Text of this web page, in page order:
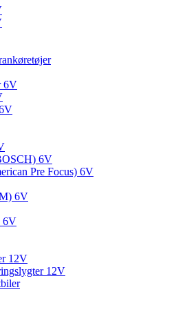
6V
6V
Pre Focus) 6V
6V
6V
12V
12V